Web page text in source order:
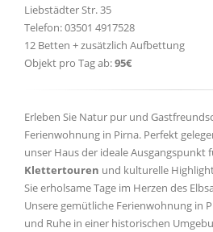
Liebstädter Str. 35
Telefon: 03501 4917528
12 Betten + zusätzlich Aufbettung
Objekt pro Tag ab:95€
Erleben Sie Natur pur und
Ferienwohnung in Pirna. Perfekt
unser Haus der ideale Ausgangspunkt
Klettertouren und kulturelle
Sie erholsame Tage im Herzen des
Unsere gemütliche Ferienwohnung in
und Ruhe in einer historischen